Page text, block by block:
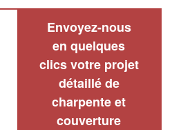
Envoyez-nous
en quelques
clics votre projet
détaillé de
charpente et
couverture